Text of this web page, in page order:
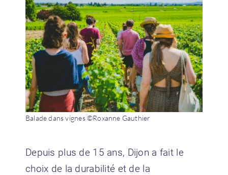
Balade dans vignes ©Roxanne Gauthier
Depuis plus de 15 ans, Dijon a fait le
choix de la durabilité et de la